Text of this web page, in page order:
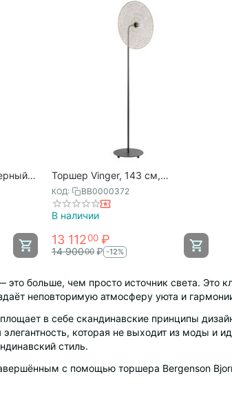
Торшер Vinger, 143 см,
бежевый, Bergenson Bjorn
КОД: BB0000372
В наличии
13 11200 ₽
14 90000 ₽ -12%
больше, чем просто источник света. Это
неповторимую атмосферу уюта и
в себе скандинавские принципы
которая не выходит из моды и
стиль.
с помощью торшера Bergenson